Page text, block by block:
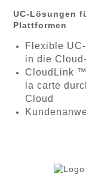
UC-Lösungen
Plattformen
Flexible
in die
CloudLink
la carte
Cloud